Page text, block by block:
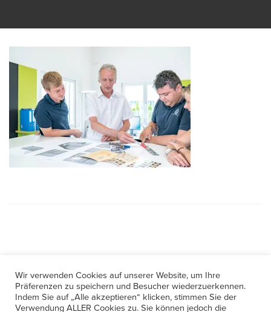
Kontakt
Wir verwenden Cookies auf unserer Website, um Ihre
Präferenzen zu speichern und Besucher wiederzuerkennen.
Indem Sie auf „Alle akzeptieren“ klicken, stimmen Sie der
Verwendung ALLER Cookies zu. Sie können jedoch die